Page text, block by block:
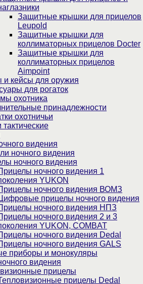
Защитные крышки для прицелов
Leupold
Защитные крышки для
коллиматорных прицелов Docter
Защитные крышки для
коллиматорных прицелов
Aimpoint
и кейсы для оружия
для рогаток
охотника
принадлежности
охотничьи
видения
ночного видения
ночного видения
ночного видения 1
YUKON
ночного видения ВОМЗ
прицелы ночного видения
ночного видения НПЗ
ночного видения 2 и 3
YUKON, COMBAT
ночного видения Dedal
ночного видения GALS
приборы и монокуляры
видения
прицелы
прицелы Dedal